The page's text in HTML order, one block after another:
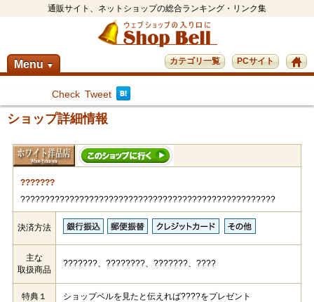
通販サイト、ネットショップの総合ランキング・リンク集
Menu ▼ PCサイト
カテゴリ一覧
Check Tweet
ショップ詳細情報
???????
????????????????????????????????????????????????????
決済方法
主な
取扱商品
???????、????????、???????、????
特典１ ショップベルを見たと伝えれば????をプレゼント